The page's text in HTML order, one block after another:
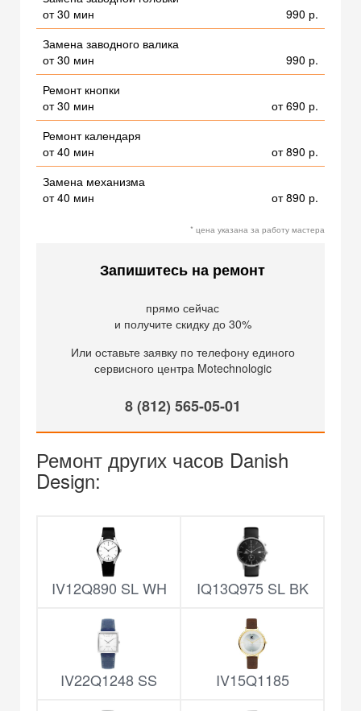
от 30 мин
990 р.
Замена заводного валика
от 30 мин
990 р.
Ремонт кнопки
от 30 мин
от 690 р.
Ремонт календаря
от 40 мин
от 890 р.
Замена механизма
от 40 мин
от 890 р.
* цена указана за работу мастера
Запишитесь на ремонт
прямо сейчас
и получите скидку до 30%
Или оставьте заявку по телефону единого
сервисного центра Motechnologic
8 (812) 565-05-01
Ремонт других часов Danish
Design:
IV12Q890 SL WH IQ13Q975 SL BK
IV22Q1248 SS IV15Q1185